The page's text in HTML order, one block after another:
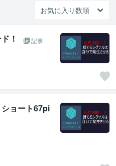
！
記事
ョート67pi